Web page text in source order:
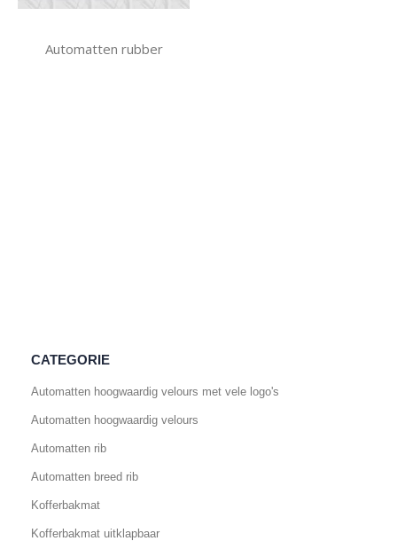
Automatten rubber
CATEGORIE
Automatten hoogwaardig velours met vele logo's
Automatten hoogwaardig velours
Automatten rib
Automatten breed rib
Kofferbakmat
Kofferbakmat uitklapbaar